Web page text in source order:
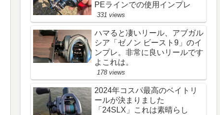
PEラインでの使用インプレ
331 views
ハマると凄いリール、アブガル
シア「ゼノン ビースト9」のイ
ンプレ。非常に良いリールです
よこれは。
178 views
2024年コスパ最高のベイトリ
ールが決まりました
「24SLX」これは素晴らし